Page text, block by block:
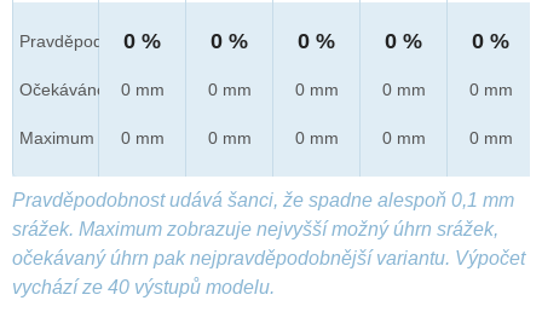
Pravděpod.
Očekáváno
Maximum
0 %
0 mm
0 mm
0 %
0 mm
0 mm
0 %
0 mm
0 mm
0 %
0 mm
0 mm
0 %
0 mm
0 mm
Pravděpodobnost udává šanci, že spadne alespoň 0,1 mm
srážek. Maximum zobrazuje nejvyšší možný úhrn srážek,
očekávaný úhrn pak nejpravděpodobnější variantu. Výpočet
vychází ze 40 výstupů modelu.